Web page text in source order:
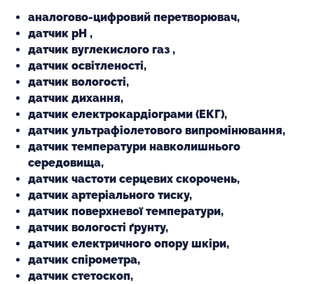
аналогово-цифровий перетворювач,
датчик рН ,
датчик вуглекислого газ ,
датчик освітленості,
датчик вологості,
датчик дихання,
датчик електрокардіограми (ЕКГ),
датчик ультрафіолетового випромінювання,
датчик температури навколишнього
середовища,
датчик частоти серцевих скорочень,
датчик артеріального тиску,
датчик поверхневої температури,
датчик вологості ґрунту,
датчик електричного опору шкіри,
датчик спірометра,
датчик стетоскоп,